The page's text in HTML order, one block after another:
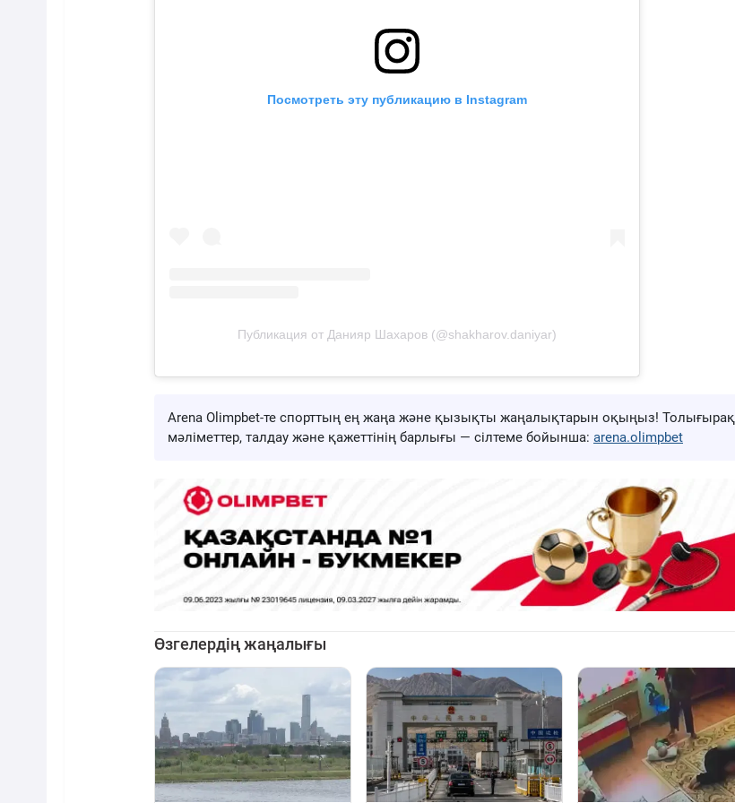
Посмотреть эту публикацию в Instagram
Публикация от Данияр Шахаров (@shakharov.daniyar)
Arena Olimpbet-те спорттың ең жаңа және қызықты жаңалықтарын оқыңыз! Толығырақ
мәліметтер, талдау және қажеттінің барлығы — сілтеме бойынша: arena.olimpbet